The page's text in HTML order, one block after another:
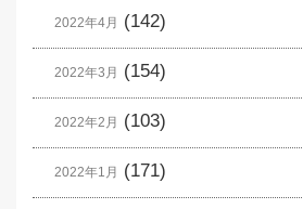
2022年4月 (142)
2022年3月 (154)
2022年2月 (103)
2022年1月 (171)